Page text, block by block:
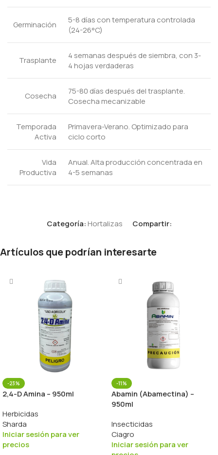
Germinación
5-8 días con temperatura controlada
(24-26°C)
Trasplante
4 semanas después de siembra, con 3-
4 hojas verdaderas
Cosecha
75-80 días después del trasplante.
Cosecha mecanizable
Temporada
Activa
Primavera-Verano. Optimizado para
ciclo corto
Vida
Productiva
Anual. Alta producción concentrada en
4-5 semanas
Categoría:Hortalizas Compartir:
Artículos que podrían interesarte
-23%
2,4-D Amina – 950ml
Herbicidas
Sharda
Iniciar sesión para ver
precios
-11%
Abamin (Abamectina) –
950ml
Insecticidas
Ciagro
Iniciar sesión para ver